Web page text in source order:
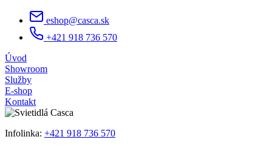
eshop@casca.sk
+421 918 736 570
Úvod
Showroom
Služby
E-shop
Kontakt
Infolinka: +421 918 736 570